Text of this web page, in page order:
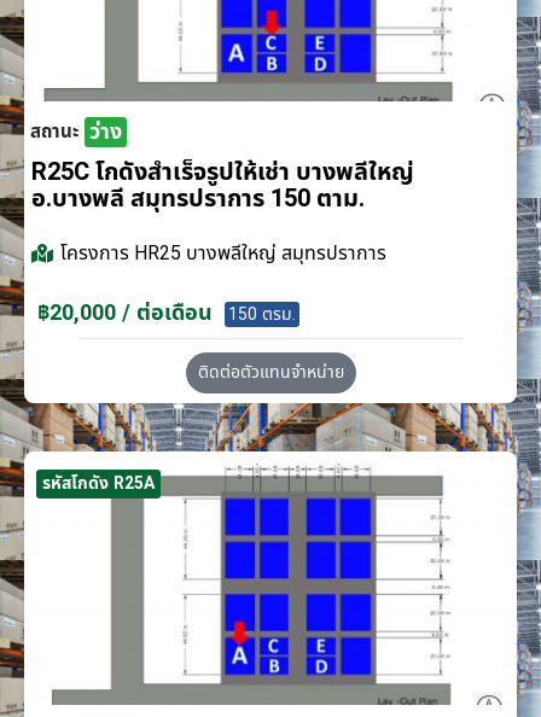
สถานะ ว่าง
R25C โกดังสำเร็จรูปให้เช่า บางพลีใหญ่
อ.บางพลี สมุทรปราการ 150 ตาม.
โครงการ HR25 บางพลีใหญ่ สมุทรปราการ
฿20,000 / ต่อเดือน 150 ตรม.
ติดต่อตัวแทนจำหน่าย
รหัสโกดัง R25A